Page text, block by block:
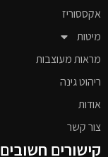
אקססוריז
מיטות
מראות מעוצבות
ריהוט גינה
אודות
צור קשר
קישורים חשובים